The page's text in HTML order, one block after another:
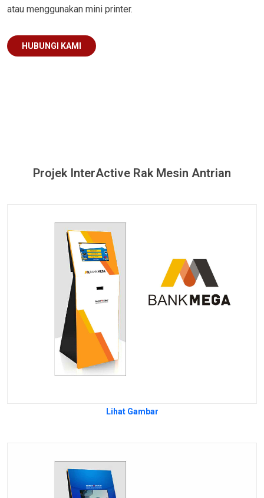
atau menggunakan mini printer.
HUBUNGI KAMI
Projek InterActive Rak Mesin Antrian
Lihat Gambar